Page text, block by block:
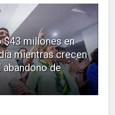
millones en
mientras crecen
de